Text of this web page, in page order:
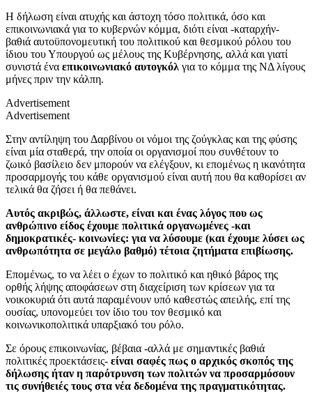
Η δήλωση είναι ατυχής και άστοχη τόσο πολιτικά, όσο και
επικοινωνιακά για το κυβερνών κόμμα, διότι είναι -καταρχήν-
βαθιά αυτοϋπονομευτική του πολιτικού και θεσμικού ρόλου του
ίδιου του Υπουργού ως μέλους της Κυβέρνησης, αλλά και γιατί
συνιστά ένα επικοινωνιακό αυτογκόλ για το κόμμα της ΝΔ λίγους
μήνες πριν την κάλπη.
Advertisement
Advertisement
Στην αντίληψη του Δαρβίνου οι νόμοι της ζούγκλας και της φύσης
είναι μία σταθερά, την οποία οι οργανισμοί που συνθέτουν το
ζωικό βασίλειο δεν μπορούν να ελέγξουν, κι επομένως η ικανότητα
προσαρμογής του κάθε οργανισμού είναι αυτή που θα καθορίσει αν
τελικά θα ζήσει ή θα πεθάνει.
Αυτός ακριβώς, άλλωστε, είναι και ένας λόγος που ως
ανθρώπινο είδος έχουμε πολιτικά οργανωμένες -και
δημοκρατικές- κοινωνίες: για να λύσουμε (και έχουμε λύσει ως
ανθρωπότητα σε μεγάλο βαθμό) τέτοια ζητήματα επιβίωσης.
Επομένως, το να λέει ο έχων το πολιτικό και ηθικό βάρος της
ορθής λήψης αποφάσεων στη διαχείριση των κρίσεων για τα
νοικοκυριά ότι αυτά παραμένουν υπό καθεστώς απειλής, επί της
ουσίας, υπονομεύει τον ίδιο του τον θεσμικό και
κοινωνικοπολιτικά υπαρξιακό του ρόλο.
Σε όρους επικοινωνίας, βέβαια -αλλά με σημαντικές βαθιά
πολιτικές προεκτάσεις- είναι σαφές πως ο αρχικός σκοπός της
δήλωσης ήταν η παρότρυνση των πολιτών να προσαρμόσουν
τις συνήθειές τους στα νέα δεδομένα της πραγματικότητας.